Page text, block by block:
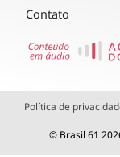
Contato
Política de
© Brasil 61